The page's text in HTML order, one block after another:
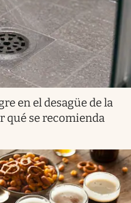
en el desagüe de la
qué se recomienda